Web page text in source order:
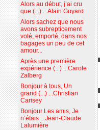
Alors au début, j’ai cru
que (...) ...Alain Guyard
Alors sachez que nous
avons subrepticement
volé, emporté, dans nos
bagages un peu de cet
amour...
Après une première
expérience (...) ...Carole
Zalberg
Bonjour à tous, Un
grand (...) ...Christian
Carisey
Bonjour Les amis, Je
n’étais ...Jean-Claude
Lalumière